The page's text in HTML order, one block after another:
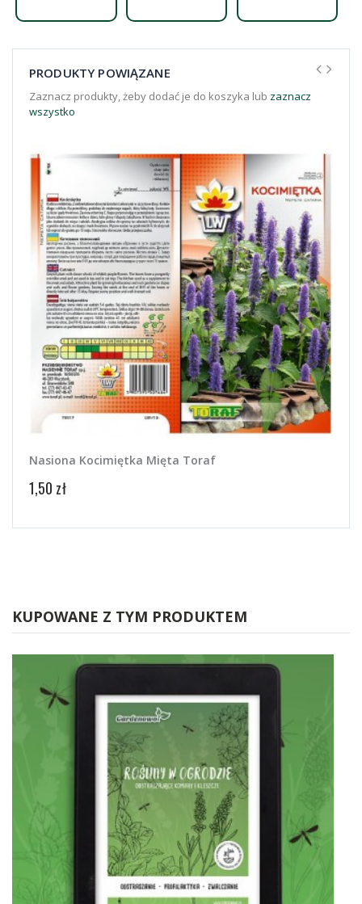
PRODUKTY POWIĄZANE
Zaznacz produkty, żeby dodać je do koszyka lub zaznacz
wszystko
Nasiona Kocimiętka Mięta Toraf
1,50 zł
KUPOWANE Z TYM PRODUKTEM